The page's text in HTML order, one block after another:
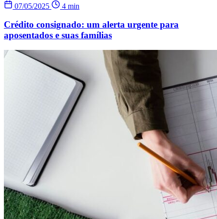
07/05/2025
4 min
Crédito consignado: um alerta urgente para
aposentados e suas famílias